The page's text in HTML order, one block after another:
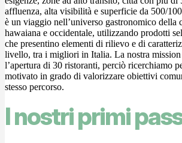
affluenza, alta visibilità e superficie da 500/
è un viaggio nell’universo gastronomico della
hawaiana e occidentale, utilizzando prodotti
che presentino elementi di rilievo e di
livello, tra i migliori in Italia. La nostra mission
l’apertura di 30 ristoranti, perciò ricerchiamo
motivato in grado di valorizzare obiettivi
stesso percorso.
I nostri primi